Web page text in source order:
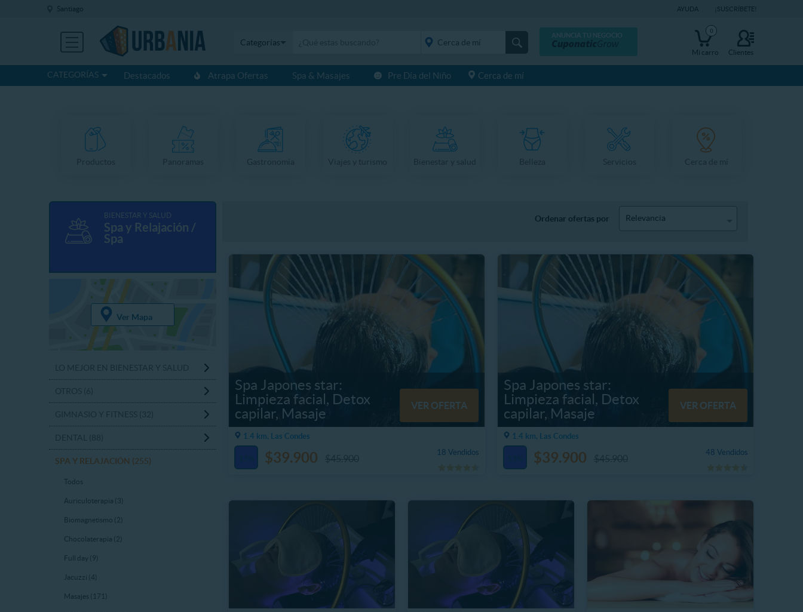
Santiago AYUDA ¡SUSCRÍBETE!
CATEGORÍAS
ANUNCIA TU NEGOCIO
Clientes
Categorías
placeholder="Todo el
0
Mi carro
Destacados Atrapa Ofertas Spa & Masajes Pre Día del Niño Cerca de mí
BIENESTAR Y SALUD
Spa y Relajación /
Spa
Ver Mapa
SPA Y RELAJACIÓN (255)
Todos
Auriculoterapia (3)
Biomagnetismo (2)
Chocolaterapia (2)
Full day (9)
Jacuzzi (4)
Masajes (171)
Ordenar ofertas por Relevancia
Spa Japones star:
Limpieza facial, Detox
capilar, Masaje
VER OFERTA
1.4 km, Las Condes
18 Vendidos
$39.900
Spa Japones star:
Limpieza facial, Detox
capilar, Masaje
VER OFERTA
1.4 km, Las Condes
48 Vendidos
$39.900